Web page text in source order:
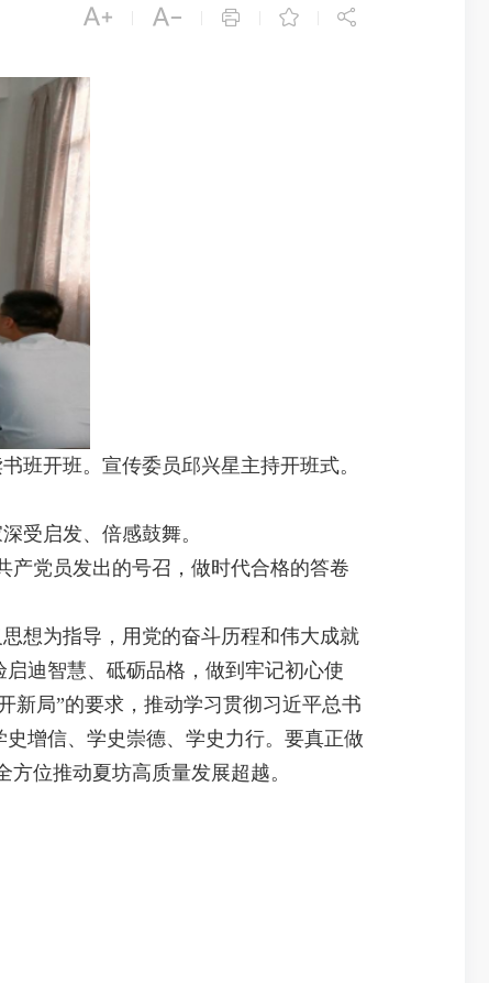
    
班开班。宣传委员邱兴星主持开班式。
受启发、倍感鼓舞。
产党员发出的号召，做时代合格的答卷
想为指导，用党的奋斗历程和伟大成就
迪智慧、砥砺品格，做到牢记初心使
新局”的要求，推动学习贯彻习近平总书
增信、学史崇德、学史力行。要真正做
位推动夏坊高质量发展超越。